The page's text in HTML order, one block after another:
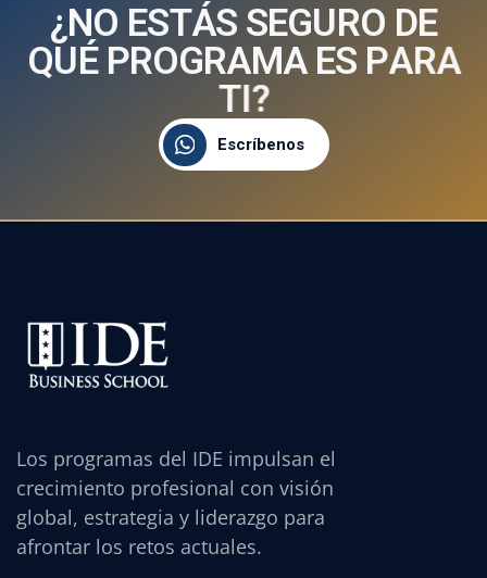
¿NO ESTÁS SEGURO DE
QUÉ PROGRAMA ES PARA
TI?
Escríbenos
Los programas del IDE impulsan el
crecimiento profesional con visión
global, estrategia y liderazgo para
afrontar los retos actuales.